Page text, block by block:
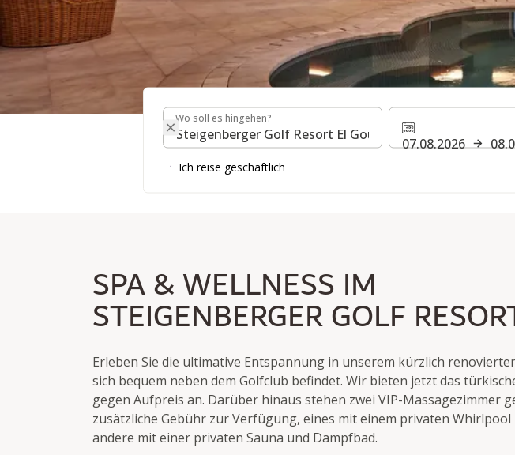
SPA & WELLNESS IM
Wo soll es hingehen?
Wo soll es hingehen?
07.08.2026
Ich reise geschäftlich
SPA & WELLNESS IM
STEIGENBERGER GOLF
Erleben Sie die ultimative Entspannung in unserem kürzlich
sich bequem neben dem Golfclub befindet. Wir bieten jetzt das
gegen Aufpreis an. Darüber hinaus stehen zwei VIP-Massagezimmer
zusätzliche Gebühr zur Verfügung, eines mit einem privaten Whirlpool
andere mit einer privaten Sauna und Dampfbad.